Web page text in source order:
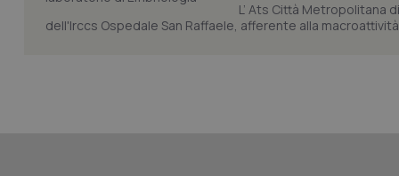
L’ Ats Città Metropolitana
dell'Irccs Ospedale San Raffaele, afferente alla_ga_0VMQEQKQ1N
VISITOR_INFO1_LIVE